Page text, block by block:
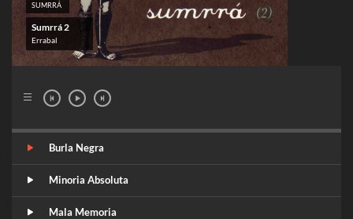
SUMRRÁ
Sumrrá 2
Errabal
Burla Negra
Minoria Absoluta
Mala Memoria